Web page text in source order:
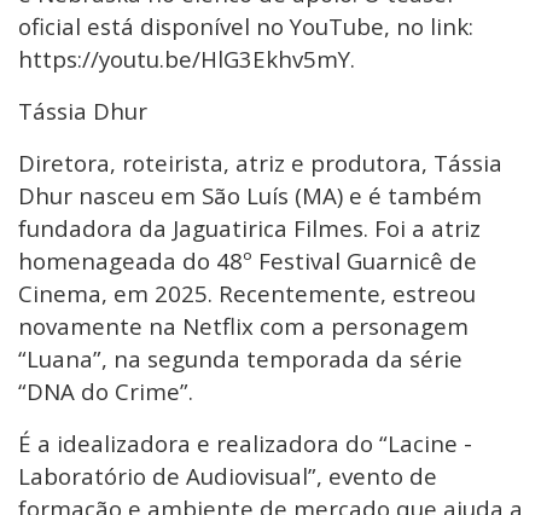
oficial está disponível no YouTube, no link:
https://youtu.be/HlG3Ekhv5mY.
Tássia Dhur
Diretora, roteirista, atriz e produtora, Tássia
Dhur nasceu em São Luís (MA) e é também
fundadora da Jaguatirica Filmes. Foi a atriz
homenageada do 48º Festival Guarnicê de
Cinema, em 2025. Recentemente, estreou
novamente na Netflix com a personagem
“Luana”, na segunda temporada da série
“DNA do Crime”.
É a idealizadora e realizadora do “Lacine -
Laboratório de Audiovisual”, evento de
formação e ambiente de mercado que ajuda a